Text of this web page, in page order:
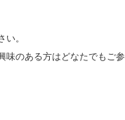
。
味のある方はどなたでもご参